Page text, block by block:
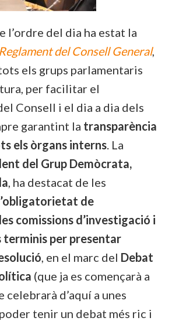
l’ordre del dia ha estat la
del Consell General,
els grups parlamentaris
per facilitar el
Consell i el dia a dia dels
garantint la transparència
els òrgans interns. La
del Grup Demòcrata,
, ha destacat de les
de
comissions d’investigació i
terminis per presentar
, en el marc del Debat
(que ja es començarà a
celebrarà d’aquí a unes
tenir un debat més ric i